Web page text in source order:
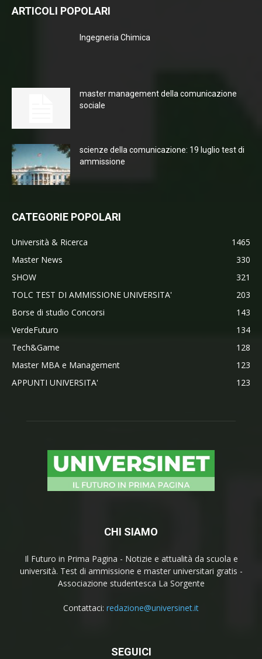
ARTICOLI POPOLARI
Ingegneria Chimica
master management della comunicazione
sociale
scienze della comunicazione: 19 luglio test di
ammissione
CATEGORIE POPOLARI
Università & Ricerca
1465
Master News
330
SHOW
321
TOLC TEST DI AMMISSIONE UNIVERSITA'
203
Borse di studio Concorsi
143
VerdeFuturo
134
Tech&Game
128
Master MBA e Management
123
APPUNTI UNIVERSITA'
123
CHI SIAMO
Il Futuro in Prima Pagina - Notizie e attualità da scuola e
università. Test di ammissione e master universitari gratis -
Associazione studentesca La Sorgente
Contattaci: redazione@universinet.it
SEGUICI